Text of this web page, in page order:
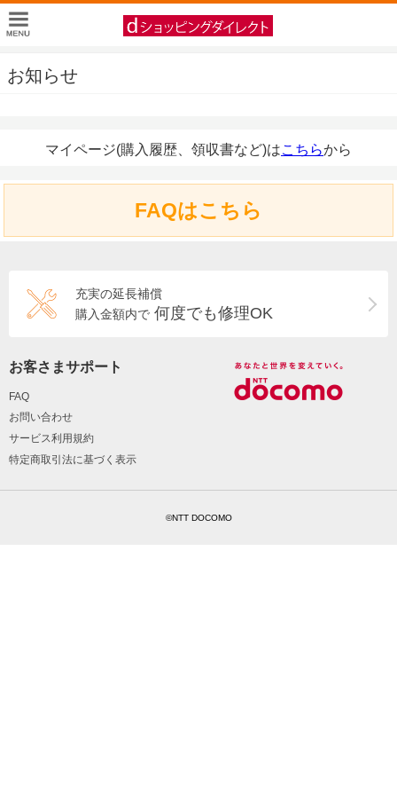
お知らせ
マイページ(購入履歴、領収書など)はこちらから
FAQはこちら
充実の延長補償
購入金額内で 何度でも修理OK
お客さまサポート
FAQ
お問い合わせ
サービス利用規約
特定商取引法に基づく表示
©NTT DOCOMO